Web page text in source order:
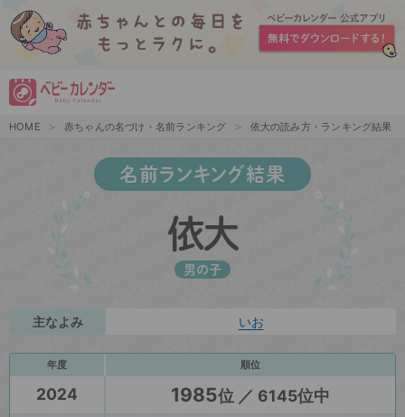
HOME 赤ちゃんの名づけ・名前ランキング 依大の読み方・ランキング結果
名前ランキング結果
依大
男の子
主なよみ いお
年度 順位
2024 1985位 ／ 6145位中